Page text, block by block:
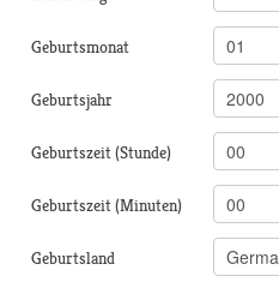
Geburtsmonat
Geburtsjahr
Geburtszeit (Stunde)
Geburtszeit (Minuten)
Geburtsland